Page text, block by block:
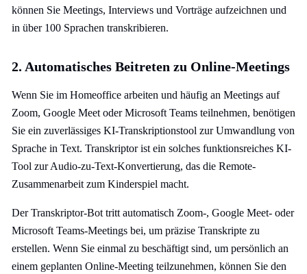
können Sie Meetings, Interviews und Vorträge aufzeichnen und
in über 100 Sprachen transkribieren.
2. Automatisches Beitreten zu Online-Meetings
Wenn Sie im Homeoffice arbeiten und häufig an Meetings auf
Zoom, Google Meet oder Microsoft Teams teilnehmen, benötigen
Sie ein zuverlässiges KI-Transkriptionstool zur Umwandlung von
Sprache in Text. Transkriptor ist ein solches funktionsreiches KI-
Tool zur Audio-zu-Text-Konvertierung, das die Remote-
Zusammenarbeit zum Kinderspiel macht.
Der Transkriptor-Bot tritt automatisch Zoom-, Google Meet- oder
Microsoft Teams-Meetings bei, um präzise Transkripte zu
erstellen. Wenn Sie einmal zu beschäftigt sind, um persönlich an
einem geplanten Online-Meeting teilzunehmen, können Sie den